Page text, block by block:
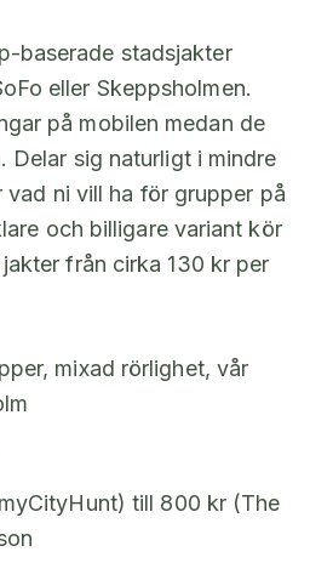
baserade stadsjakter
eller Skeppsholmen.
på mobilen medan de
Delar sig naturligt i mindre
ni vill ha för grupper på
och billigare variant kör
från cirka 130 kr per
mixad rörlighet, vår
till 800 kr (The